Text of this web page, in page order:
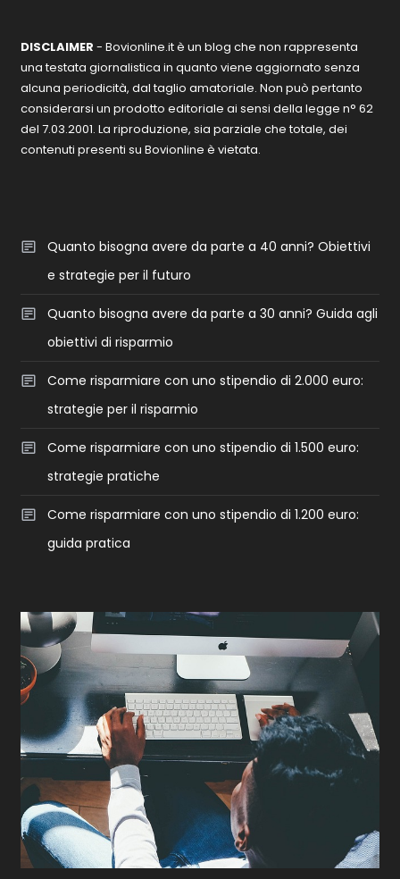
DISCLAIMER - Bovionline.it è un blog che non rappresenta
una testata giornalistica in quanto viene aggiornato senza
alcuna periodicità, dal taglio amatoriale. Non può pertanto
considerarsi un prodotto editoriale ai sensi della legge n° 62
del 7.03.2001. La riproduzione, sia parziale che totale, dei
contenuti presenti su Bovionline è vietata.
Quanto bisogna avere da parte a 40 anni? Obiettivi
e strategie per il futuro
Quanto bisogna avere da parte a 30 anni? Guida agli
obiettivi di risparmio
Come risparmiare con uno stipendio di 2.000 euro:
strategie per il risparmio
Come risparmiare con uno stipendio di 1.500 euro:
strategie pratiche
Come risparmiare con uno stipendio di 1.200 euro:
guida pratica